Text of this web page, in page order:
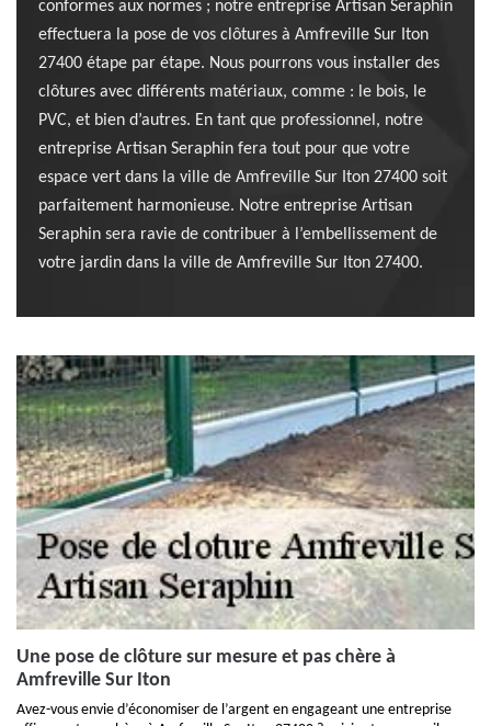
conformes aux normes ; notre entreprise Artisan Seraphin
effectuera la pose de vos clôtures à Amfreville Sur Iton
27400 étape par étape. Nous pourrons vous installer des
clôtures avec différents matériaux, comme : le bois, le
PVC, et bien d’autres. En tant que professionnel, notre
entreprise Artisan Seraphin fera tout pour que votre
espace vert dans la ville de Amfreville Sur Iton 27400 soit
parfaitement harmonieuse. Notre entreprise Artisan
Seraphin sera ravie de contribuer à l’embellissement de
votre jardin dans la ville de Amfreville Sur Iton 27400.
Une pose de clôture sur mesure et pas chère à
Amfreville Sur Iton
Avez-vous envie d’économiser de l’argent en engageant une entreprise